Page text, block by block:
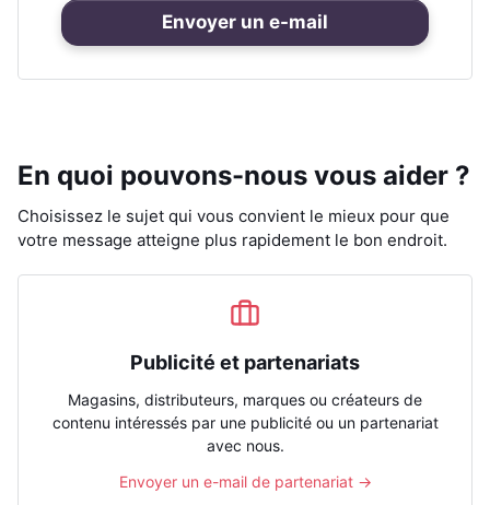
Envoyer un e-mail
En quoi pouvons-nous vous aider ?
Choisissez le sujet qui vous convient le mieux pour que
votre message atteigne plus rapidement le bon endroit.
Publicité et partenariats
Magasins, distributeurs, marques ou créateurs de
contenu intéressés par une publicité ou un partenariat
avec nous.
Envoyer un e-mail de partenariat →